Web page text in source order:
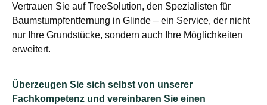
Vertrauen Sie auf TreeSolution, den Spezialisten für
Baumstumpfentfernung in Glinde – ein Service, der nicht
nur Ihre Grundstücke, sondern auch Ihre Möglichkeiten
erweitert.
Überzeugen Sie sich selbst von unserer
Fachkompetenz und vereinbaren Sie einen